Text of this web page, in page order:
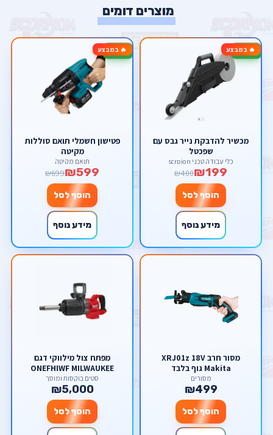
מוצרים דומים
🔥 במבצע-50%
מכשיר להדבקת נייר גבס עם
שפכטל
כלי עבודה טכני scrpion
₪199
₪400
הוסף לסל
מידע נוסף
🔥 במבצע-14%
פטישון חשמלי תואם סוללות
מקיטה
תואם מקיטה
₪599
₪699
הוסף לסל
מידע נוסף
מסור חרב XRJ01z 18V
Makita גוף בלבד
מסורים
₪499
הוסף לסל
מפתח צול מילווקי דגם
ONEFHIWF MILWAUKEE
סטים בוקסות ומוסך
₪5,000
הוסף לסל